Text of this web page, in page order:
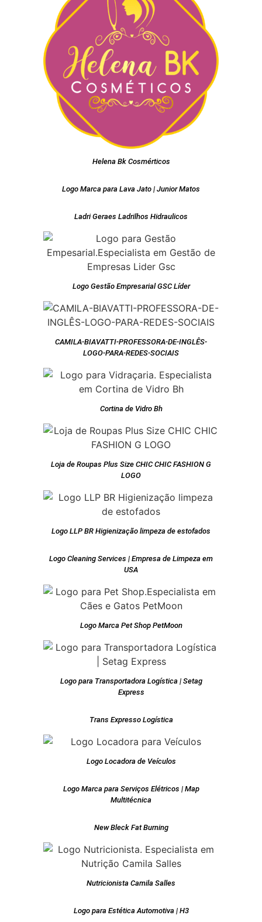
Helena Bk Cosmérticos
Logo Marca para Lava Jato | Junior Matos
Ladri Geraes Ladrilhos Hidraulicos
Logo Gestão Empresarial GSC Líder
CAMILA-BIAVATTI-PROFESSORA-DE-INGLÊS-
LOGO-PARA-REDES-SOCIAIS
Cortina de Vidro Bh
Loja de Roupas Plus Size CHIC CHIC FASHION G
LOGO
Logo LLP BR Higienização limpeza de estofados
Logo Cleaning Services | Empresa de Limpeza em
USA
Logo Marca Pet Shop PetMoon
Logo para Transportadora Logística | Setag
Express
Trans Expresso Logística
Logo Locadora de Veículos
Logo Marca para Serviços Elétricos | Map
Multitécnica
New Bleck Fat Burning
Nutricionista Camila Salles
Logo para Estética Automotiva | H3